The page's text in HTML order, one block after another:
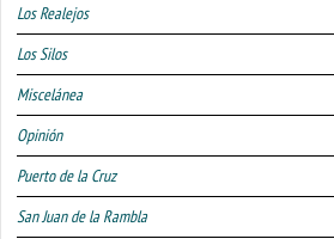
Los Realejos
Los Silos
Miscelánea
Opinión
Puerto de la Cruz
San Juan de la Rambla